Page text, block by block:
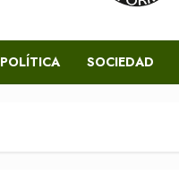
POLÍTICA SOCIEDAD